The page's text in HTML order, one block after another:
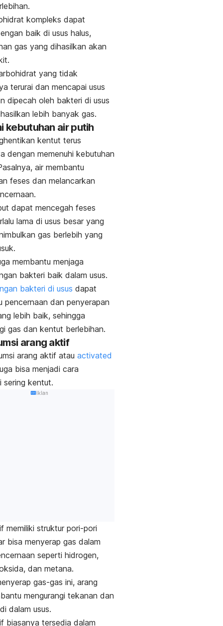
kompleks dapat
baik di usus halus,
gas yang dihasilkan akan
yang tidak
terurai dan mencapai usus
dipecah oleh bakteri di usus
lebih banyak gas.
kebutuhan air putih
kentut terus
dengan memenuhi kebutuhan
air membantu
feses dan melancarkan
dapat mencegah feses
lama di usus besar yang
gas berlebih yang
membantu menjaga
bakteri baik dalam usus.
bakteri di usus dapat
pencernaan dan penyerapan
lebih baik, sehingga
gas dan kentut berlebihan.
arang aktif
arang aktif atau activated
bisa menjadi cara
sering kentut.
Iklan
memiliki struktur pori-pori
bisa menyerap gas dalam
seperti hidrogen,
dan metana.
gas-gas ini, arang
mengurangi tekanan dan
dalam usus.
biasanya tersedia dalam